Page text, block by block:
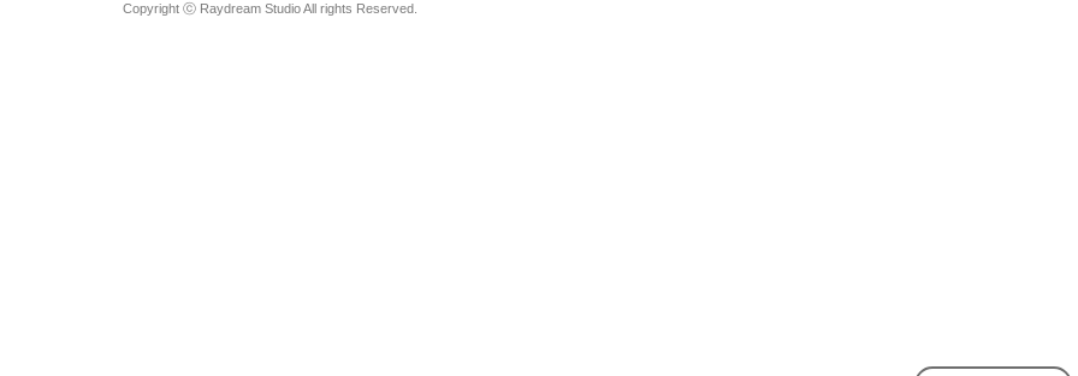
Copyright ⓒ Raydream Studio All rights Reserved.